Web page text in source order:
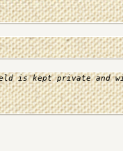
is kept private and